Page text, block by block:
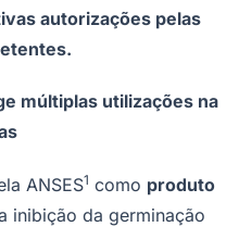
autorizações pelas
múltiplas utilizações na
ANSES1 como produto
inibição da germinação